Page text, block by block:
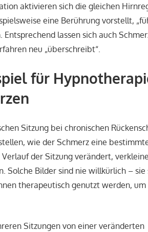
aktivieren sich die gleichen
eine Berührung vorstellt,
lassen sich auch
neu „überschreibt“.
für
Sitzung bei chronischen
wie der Schmerz eine
der Sitzung verändert,
Solche Bilder sind nie willkürlich –
therapeutisch genutzt werden,
Sitzungen von einer veränderten